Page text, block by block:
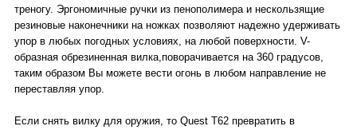
треногу. Эргономичные ручки из пенополимера и нескользящие
резиновые наконечники на ножках позволяют надежно удерживать
упор в любых погодных условиях, на любой поверхности. V-
образная обрезиненная вилка,поворачивается на 360 градусов,
таким образом Вы можете вести огонь в любом направление не
переставляя упор.
Если снять вилку для оружия, то Quest T62 превратить в